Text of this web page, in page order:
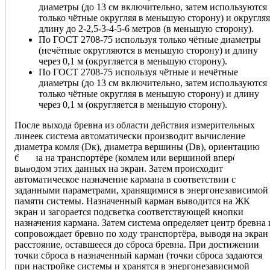
диаметры (до 13 см включительно, затем используются
только чётные округляя в меньшую сторону) и округляя
длину до 2-2,5-3-4-5-6 метров (в меньшую сторону).
По ГОСТ 2708-75 используя только чётные диаметры
(нечётные округляются в меньшую сторону) и длину
через 0,1 м (округляется в меньшую сторону).
По ГОСТ 2708-75 используя чётные и нечётные
диаметры (до 13 см включительно, затем используются
только чётные округляя в меньшую сторону) и длину
через 0,1 м (округляется в меньшую сторону).
После выхода бревна из области действия измерительных
линеек система автоматически производит вычисление
диаметра комля (Dк), диаметра вершины (Dв), ориентацию
бревна на транспортёре (комлем или вершиной вперёд) с
выводом этих данных на экран. Затем происходит
автоматическое назначение кармана в соответствии с
заданными параметрами, хранящимися в энергонезависимой
памяти системы. Назначенный карман выводится на ЖК
экран и загорается подсветка соответствующей кнопки
назначения кармана. Затем система определяет центр бревна
сопровождает бревно по ходу транспортёра, выводя на экран
расстояние, оставшееся до сброса бревна. При достижении
точки сброса в назначенный карман (точки сброса задаются
при настройке системы и хранятся в энергонезависимой